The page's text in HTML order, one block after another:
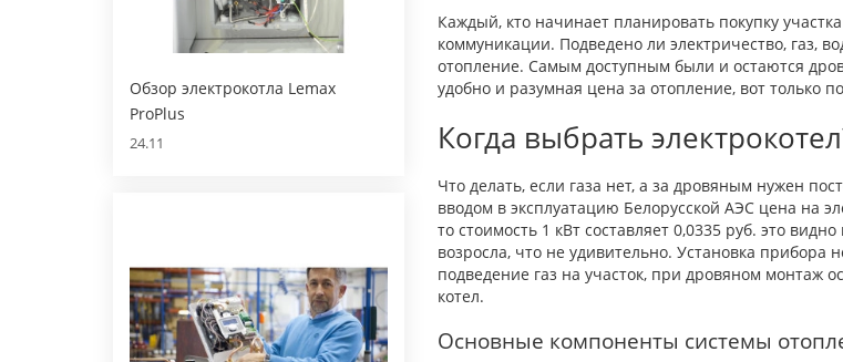
Обзор электрокотла Lemax
ProPlus
24.11
Каждый, кто начинает планировать покупку
коммуникации. Подведено ли электричество, газ,
отопление. Самым доступным были и остаются
удобно и разумная цена за отопление, вот только
Когда выбрать
Что делать, если газа нет, а за дровяным нужен
вводом в эксплуатацию Белорусской АЭС цена на
то стоимость 1 кВт составляет 0,0335 руб. это
возросла, что не удивительно. Установка прибора
подведение газ на участок, при дровяном монтаж
котел.
Основные компоненты системы